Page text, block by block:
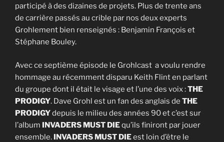
participé à des dizaines de projets. Plus de trente ans
de carrière passés au crible par nos deux experts
Grohlement bien renseignés : Benjamin François et
Stéphane Bouley.
Avec ce septième épisode le Grohlcast a voulu rendre
hommage au récemment disparu Keith Flint en parlant
du groupe dont il était le visage et l’une des voix :THE
PRODIGY. Dave Grohl est un fan des anglais de THE
PRODIGYdepuis le milieu des années 90 et c’est sur
l’album INVADERS MUST DIEqu’ils finiront par jouer
ensemble. INVADERS MUST DIEest loin d’être le